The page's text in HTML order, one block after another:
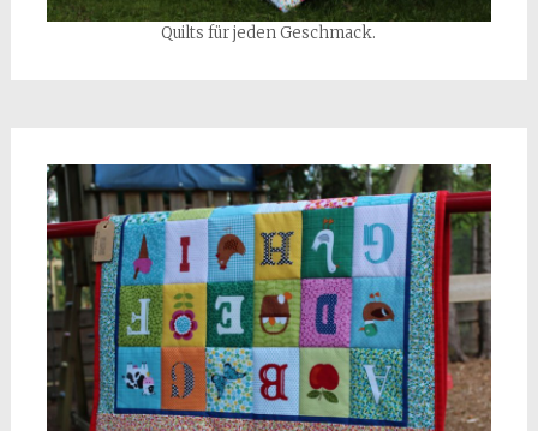
Quilts für jeden Geschmack.